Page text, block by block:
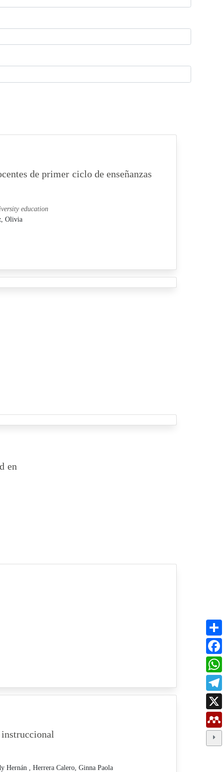
de primer ciclo de enseñanzas
education
Olivia
en
instruccional
Hernán , Herrera Calero, Ginna Paola